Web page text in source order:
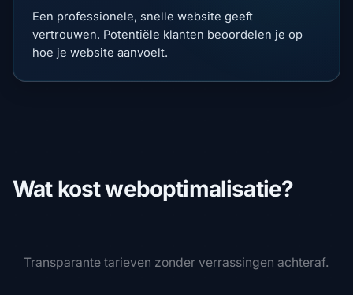
Een professionele, snelle website geeft
vertrouwen. Potentiële klanten beoordelen je op
hoe je website aanvoelt.
Wat kost weboptimalisatie?
Transparante tarieven zonder verrassingen achteraf.